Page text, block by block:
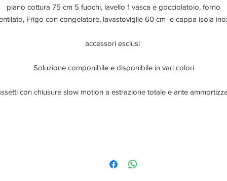
piano cottura 75 cm 5 fuochi, lavello 1 vasca e gocciolatoio, forno
Frigo con congelatore, lavastoviglie 60 cm e cappa isola
accessori esclusi
Soluzione componibile e disponibile in vari colori
con chiusure slow motion a estrazione totale e ante